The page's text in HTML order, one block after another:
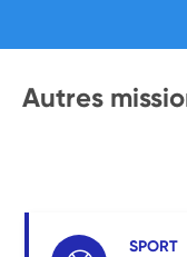
Autres
SPORT